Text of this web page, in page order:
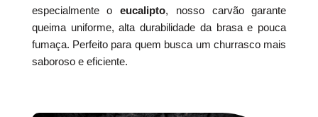
especialmente oeucalipto, nosso carvão garante
queima uniforme, alta durabilidade da brasa e pouca
fumaça. Perfeito para quem busca um churrasco mais
saboroso e eficiente.